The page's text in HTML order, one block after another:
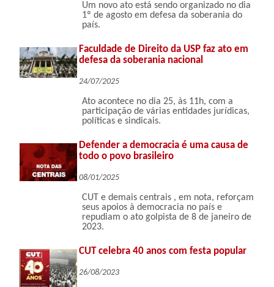
Um novo ato está sendo organizado no dia
1º de agosto em defesa da soberania do
país.
Faculdade de Direito da USP faz ato em
defesa da soberania nacional
24/07/2025
Ato acontece no dia 25, às 11h, com a
participação de várias entidades jurídicas,
políticas e sindicais.
Defender a democracia é uma causa de
todo o povo brasileiro
08/01/2025
CUT e demais centrais , em nota, reforçam
seus apoios à democracia no país e
repudiam o ato golpista de 8 de janeiro de
2023.
CUT celebra 40 anos com festa popular
26/08/2023